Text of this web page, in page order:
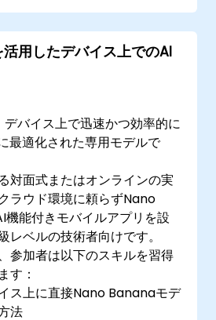
用したデバイス上でのAI
バイス上で迅速かつ効率的に
最適化された専用モデルで
対面式またはオンラインの実
ラウド環境に頼らずNano
能付きモバイルアプリを設
レベルの技術者向けです。
参加者は以下のスキルを習得
す：
ス上に直接Nano Bananaモデ
法